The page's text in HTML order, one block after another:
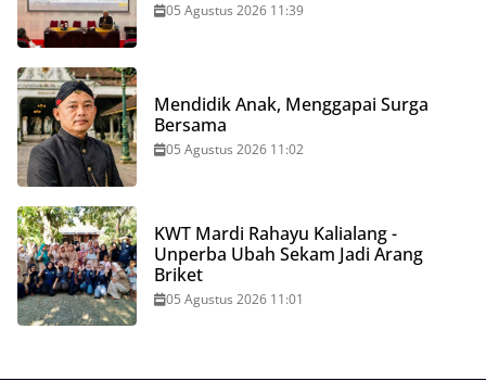
05 Agustus 2026 11:39
Mendidik Anak, Menggapai Surga
Bersama
05 Agustus 2026 11:02
KWT Mardi Rahayu Kalialang -
Unperba Ubah Sekam Jadi Arang
Briket
05 Agustus 2026 11:01